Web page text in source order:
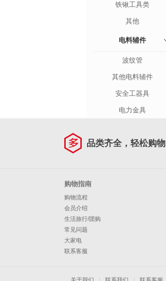
铁锹工具类
其他
电料辅件
波纹管
其他电料辅件
安全工器具
电力金具
品类齐全，轻松购物
购物指南
购物流程
会员介绍
生活旅行/团购
常见问题
大家电
联系客服